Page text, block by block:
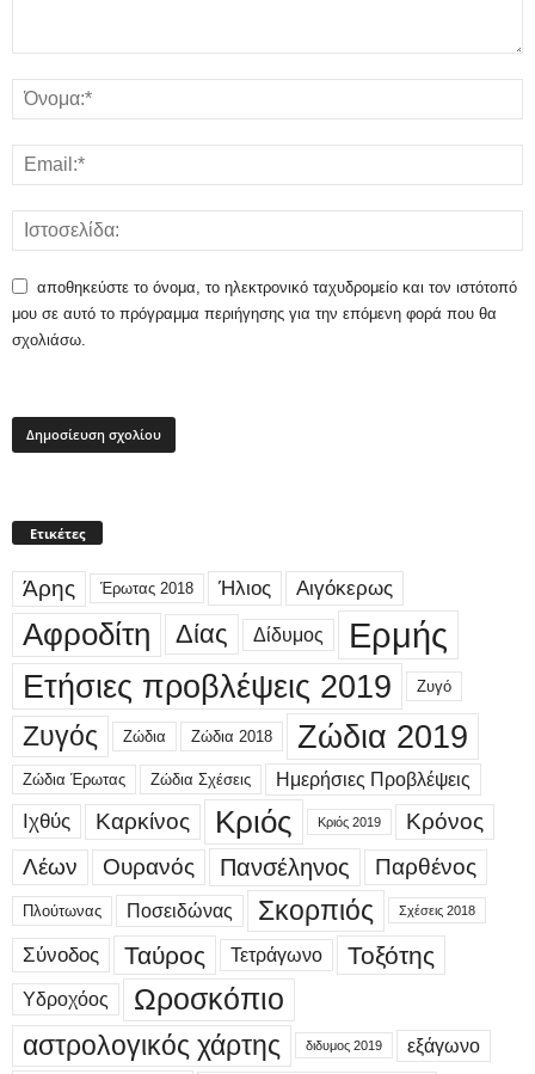
αποθηκεύστε το όνομα, το ηλεκτρονικό ταχυδρομείο και τον ιστότοπό
μου σε αυτό το πρόγραμμα περιήγησης για την επόμενη φορά που θα
σχολιάσω.
Ετικέτες
Άρης Έρωτας 2018 Ήλιος Αιγόκερως
Αφροδίτη Δίας Δίδυμος Ερμής
Ετήσιες προβλέψεις 2019 Ζυγό
Ζυγός Ζώδια Ζώδια 2018 Ζώδια 2019
Ζώδια Έρωτας Ζώδια Σχέσεις Ημερήσιες Προβλέψεις
Ιχθύς Καρκίνος Κριός Κριός 2019
Κρόνος
Λέων
Ουρανός Πανσέληνος Παρθένος
Πλούτωνας Ποσειδώνας Σκορπιός Σχέσεις 2018
Σύνοδος Ταύρος Τετράγωνο Τοξότης
Υδροχόος Ωροσκόπιο
αστρολογικός χάρτης διδυμος 2019 εξάγωνο